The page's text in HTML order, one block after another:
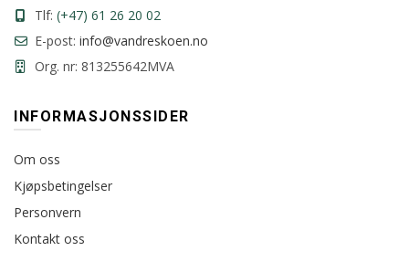
Tlf: (+47) 61 26 20 02
E-post: info@vandreskoen.no
Org. nr: 813255642MVA
INFORMASJONSSIDER
Om oss
Kjøpsbetingelser
Personvern
Kontakt oss